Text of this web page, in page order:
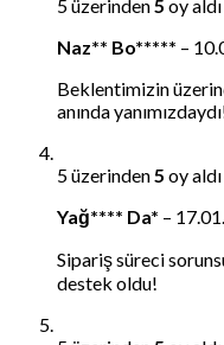
5 üzerinden5 oy aldı
Naz** Bo***** –
Beklentimizin
anında
5 üzerinden5 oy aldı
Yağ**** Da* –
Sipariş süreci
destek oldu!